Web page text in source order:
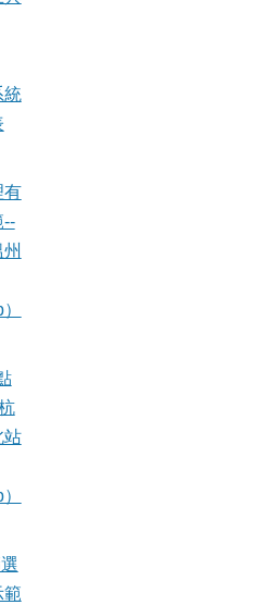
統
有
--
站
範